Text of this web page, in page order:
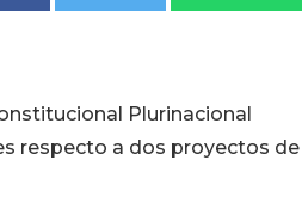
Plurinacional
respecto a dos proyectos de